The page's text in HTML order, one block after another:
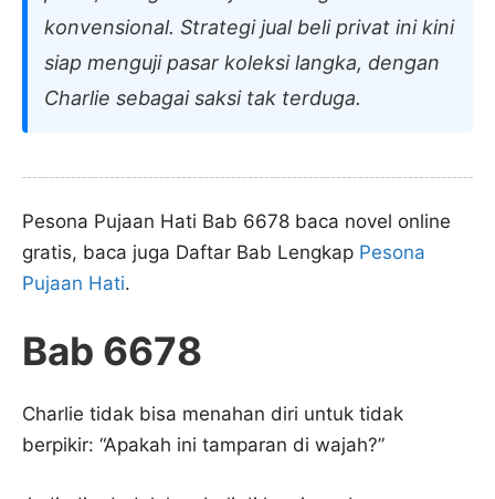
konvensional. Strategi jual beli privat ini kini
siap menguji pasar koleksi langka, dengan
Charlie sebagai saksi tak terduga.
Pesona Pujaan Hati Bab 6678 baca novel online
gratis, baca juga Daftar Bab Lengkap Pesona
Pujaan Hati.
Bab 6678
Charlie tidak bisa menahan diri untuk tidak
berpikir: “Apakah ini tamparan di wajah?”